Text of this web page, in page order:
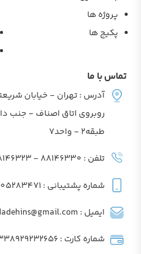
پروژه ها
پکیج ها
تماس با ما
آدرس : تهران - خیابان
طبقه2 - واحد7
تلفن : 88146330 - 88146323
شماره پشتیبانی : 09905283471
ایمیل : tahlildadehins@gmail.com
شماره کارت : 6104338929232656